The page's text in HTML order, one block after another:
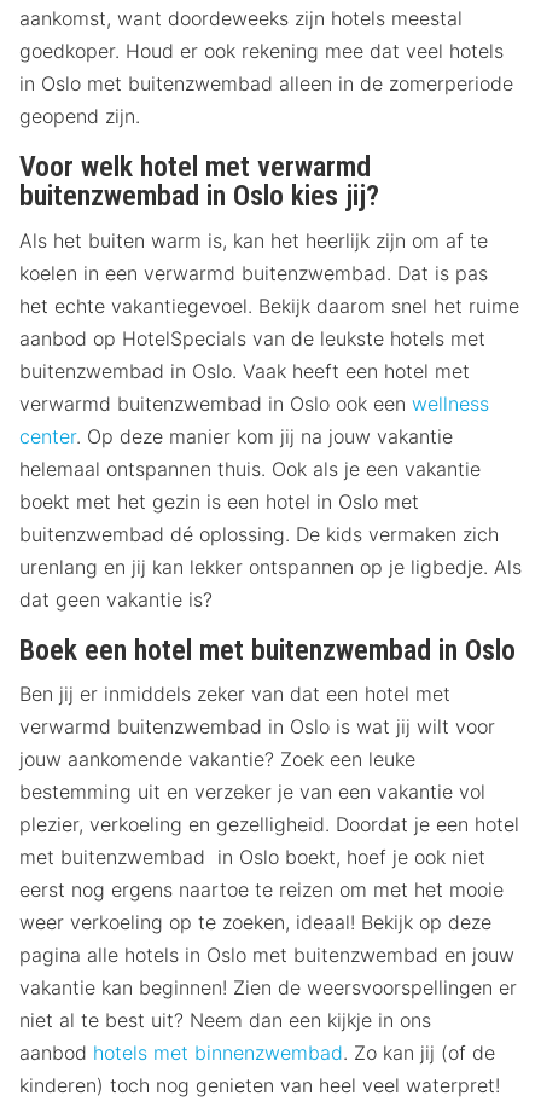
aankomst, want doordeweeks zijn hotels meestal
goedkoper. Houd er ook rekening mee dat veel hotels
in Oslo met buitenzwembad alleen in de zomerperiode
geopend zijn.
Voor welk hotel met verwarmd
buitenzwembad in Oslo kies jij?
Als het buiten warm is, kan het heerlijk zijn om af te
koelen in een verwarmd buitenzwembad. Dat is pas
het echte vakantiegevoel. Bekijk daarom snel het ruime
aanbod op HotelSpecials van de leukste hotels met
buitenzwembad in Oslo. Vaak heeft een hotel met
verwarmd buitenzwembad in Oslo ook een wellness
center. Op deze manier kom jij na jouw vakantie
helemaal ontspannen thuis. Ook als je een vakantie
boekt met het gezin is een hotel in Oslo met
buitenzwembad dé oplossing. De kids vermaken zich
urenlang en jij kan lekker ontspannen op je ligbedje. Als
dat geen vakantie is?
Boek een hotel met buitenzwembad in Oslo
Ben jij er inmiddels zeker van dat een hotel met
verwarmd buitenzwembad in Oslo is wat jij wilt voor
jouw aankomende vakantie? Zoek een leuke
bestemming uit en verzeker je van een vakantie vol
plezier, verkoeling en gezelligheid. Doordat je een hotel
met buitenzwembad in Oslo boekt, hoef je ook niet
eerst nog ergens naartoe te reizen om met het mooie
weer verkoeling op te zoeken, ideaal! Bekijk op deze
pagina alle hotels in Oslo met buitenzwembad en jouw
vakantie kan beginnen! Zien de weersvoorspellingen er
niet al te best uit? Neem dan een kijkje in ons
aanbod hotels met binnenzwembad. Zo kan jij (of de
kinderen) toch nog genieten van heel veel waterpret!